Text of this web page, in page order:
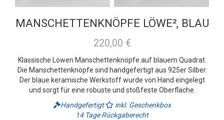
MANSCHETTENKNÖPFE LÖWE², BLAU
220,00 €
Klassische Löwen Manschettenknöpfe auf blauem Quadrat.
Die Manschettenknöpfe sind handgefertigt aus 925er Silber.
Der blaue keramische Werkstoff wurde von Hand eingelegt
und sorgt für eine robuste und stoßfeste Oberfläche.
Handgefertigt
inkl. Geschenkbox
14 Tage Rückgaberecht